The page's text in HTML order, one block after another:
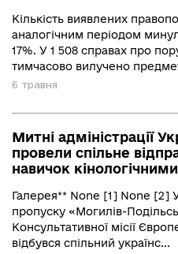
Кількість виявлених
аналогічним періодом
17%. У 1 508 справах про
тимчасово вилучено
6 травня
Митні адміністрації
провели спільне
навичок
Галерея** None [1] None [2]
пропуску «Могилів-
Консультативної місії
відбувся спільний українс...